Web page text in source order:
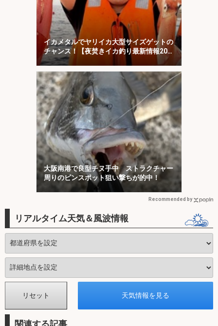
イカメタルでヤリイカ大型サイズゲットの
チャンス！【夜焚きイカ釣り最新情報20
選・福岡】
大阪南港で良型チヌ手中 ストラクチャー
周りのピンスポット狙い撃ちが的中！
Recommended by
リアルタイム天気＆風波情報
関連する記事